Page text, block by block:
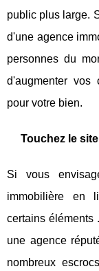
public plus large.
d'une agence
personnes du
d'augmenter vos
pour votre bien.
Touchez le site
Si vous
immobilière en
certains éléments
une agence
nombreux